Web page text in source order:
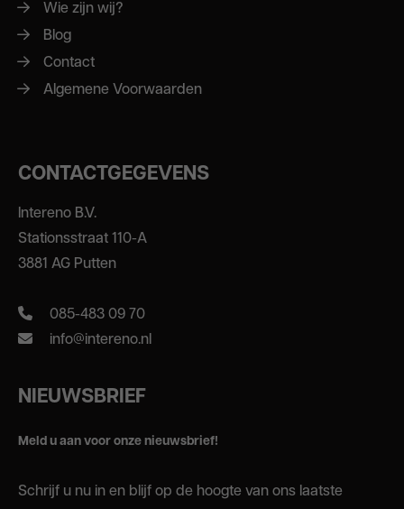
Wie zijn wij?
Blog
Contact
Algemene Voorwaarden
CONTACTGEGEVENS
Intereno B.V.
Stationsstraat 110-A
3881 AG Putten
085-483 09 70
info@intereno.nl
NIEUWSBRIEF
Meld u aan voor onze nieuwsbrief!
Schrijf u nu in en blijf op de hoogte van ons laatste